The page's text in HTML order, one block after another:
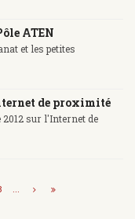
ATEN
et les petites
de proximité
2012 sur l'Internet de
...